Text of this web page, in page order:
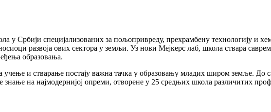
у Србији специјализованих за пољопривреду, прехрамбену технологију и
развоја ових сектора у земљи. Уз нови Мејкерс лаб, школа ствара
образовања.
и стварање постају важна тачка у образовању младих широм земље. До
на најмодернијој опреми, отворене у 25 средњих школа различитих